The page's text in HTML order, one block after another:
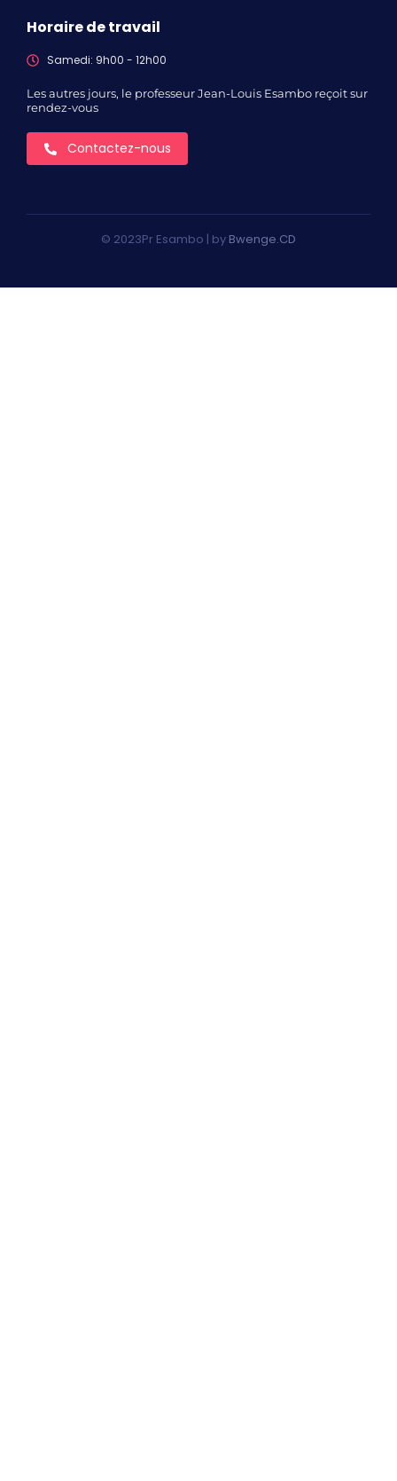
Horaire de travail
Samedi: 9h00 - 12h00
Les autres jours, le professeur Jean-Louis Esambo reçoit sur
rendez-vous
Contactez-nous
© 2023Pr Esambo | by Bwenge.CD